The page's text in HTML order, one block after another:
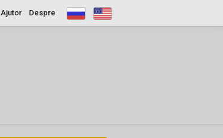
Despre
Ajutor